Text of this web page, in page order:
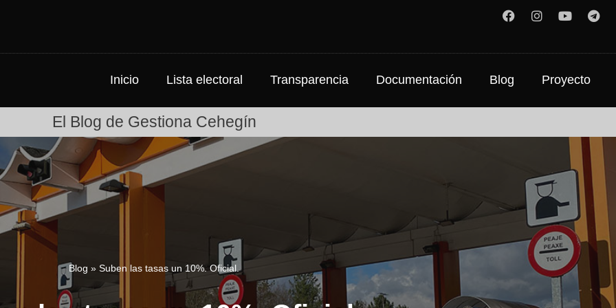
Inicio Lista electoral Transparencia Documentación Blog Proyecto
El Blog de Gestiona Cehegín
Blog » Suben las tasas un 10%. Oficial.